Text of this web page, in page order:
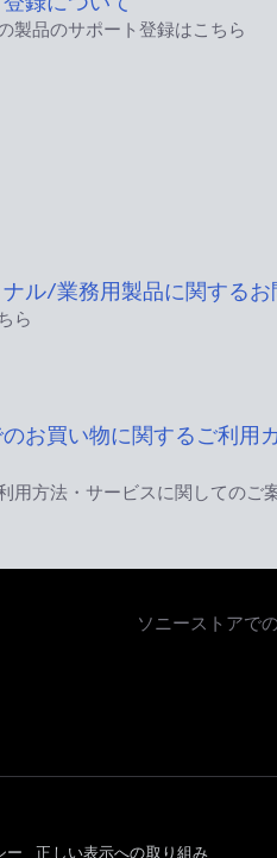
製品のサポート登録はこちら
ル/業務用製品に関するお
ら
お買い物に関するご利用
用方法・サービスに関してのご
ソニーストアで
ー 正しい表示への取り組み